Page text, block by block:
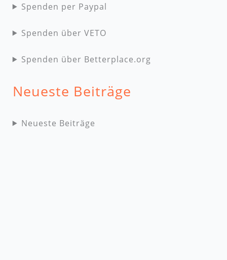
Spenden per Paypal
Spenden über VETO
Spenden über Betterplace.org
Neueste Beiträge
Neueste Beiträge